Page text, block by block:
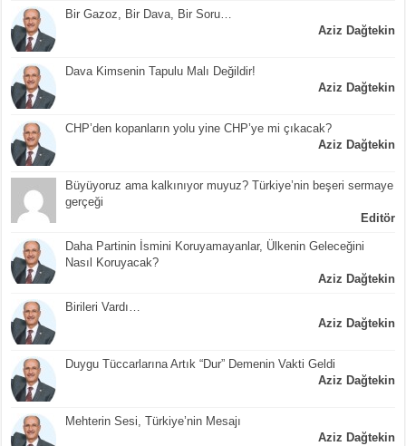
Bir Gazoz, Bir Dava, Bir Soru…
Aziz Dağtekin
Dava Kimsenin Tapulu Malı Değildir!
Aziz Dağtekin
CHP’den kopanların yolu yine CHP’ye mi çıkacak?
Aziz Dağtekin
Büyüyoruz ama kalkınıyor muyuz? Türkiye’nin beşeri sermaye
gerçeği
Editör
Daha Partinin İsmini Koruyamayanlar, Ülkenin Geleceğini
Nasıl Koruyacak?
Aziz Dağtekin
Birileri Vardı…
Aziz Dağtekin
Duygu Tüccarlarına Artık “Dur” Demenin Vakti Geldi
Aziz Dağtekin
Mehterin Sesi, Türkiye’nin Mesajı
Aziz Dağtekin